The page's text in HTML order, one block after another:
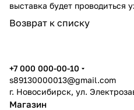
выставка будет проводиться
Возврат к списку
+7 000 000-00-10
s89130000013@gmail.com
г. Новосибирск, ул.
Магазин